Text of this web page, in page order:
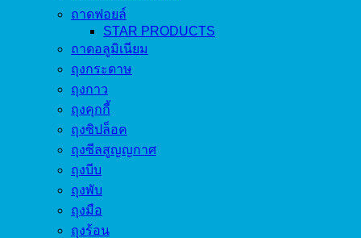
ถาดฟอยล์
STAR PRODUCTS
ถาดอลูมิเนียม
ถุงกระดาษ
ถุงกาว
ถุงคุกกี้
ถุงซิปล็อค
ถุงซีลสูญญกาศ
ถุงบีบ
ถุงพับ
ถุงมือ
ถุงร้อน